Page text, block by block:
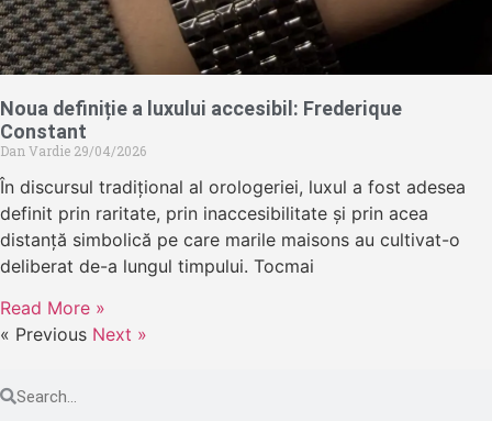
Noua definiție a luxului accesibil: Frederique
Constant
Dan Vardie 29/04/2026
În discursul tradițional al orologeriei, luxul a fost adesea
definit prin raritate, prin inaccesibilitate și prin acea
distanță simbolică pe care marile maisons au cultivat-o
deliberat de-a lungul timpului. Tocmai
Read More »
« Previous Next »